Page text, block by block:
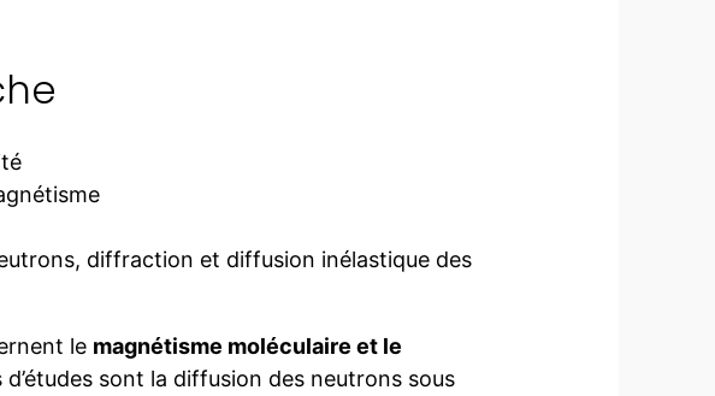
diffraction et diffusion inélastique des
le magnétisme moléculaire et le
d’études sont la diffusion des neutrons sous